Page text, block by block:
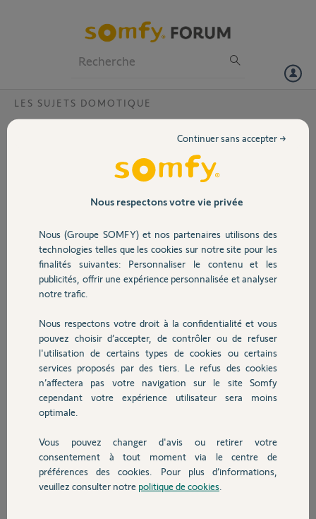
Volet
Sécurité
Domotique
Chauffage
Autres produits
Devis avec un pro
Contact
LES SUJETS DOMOTIQUE
Possible de réinitialiser box connexoon
Je n'arrive plus à connecter ma box connexoon suite à un
enregistrée, possible de faire le nécessaire ? Code pin 0827-0988-
Merci,
Christopher F.
il y a environ 2 ans
Participer au fil de discussion
Réponses
bonjour,
pierre L. il y a presque 2 ans
Nous respectons votre vie privée
Nous (Groupe SOMFY) et nos partenaires utilisons des
technologies telles que les cookies sur notre site pour les
finalités suivantes: Personnaliser le contenu et les
publicités, offrir une expérience personnalisée et analyser
notre trafic.
Nous respectons votre droit à la confidentialité et vous
pouvez choisir d’accepter, de contrôler ou de refuser
l'utilisation de certains types de cookies ou certains
services proposés par des tiers. Le refus des cookies
n’affectera pas votre navigation sur le site Somfy
cependant votre expérience utilisateur sera moins
optimale.
Vous pouvez changer d'avis ou retirer votre
consentement à tout moment via le centre de
préférences des cookies. Pour plus d’informations,
veuillez consulter notre politique de cookies
Continuer sans accepter →